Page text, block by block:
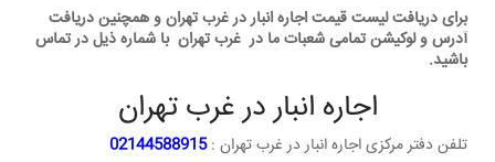
برای دریافت لیست قیمت اجاره انبار در غرب تهران و همچنین دریافت
آدرس و لوکیشن تمامی شعبات ما در غرب تهران با شماره ذیل در تماس
باشید.
اجاره انبار در غرب تهران
تلفن دفتر مرکزی اجاره انبار در غرب تهران :02144588915